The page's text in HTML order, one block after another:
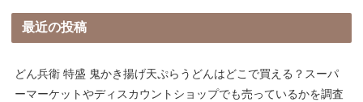
最近の投稿
どん兵衛 特盛 鬼かき揚げ天ぷらうどんはどこで買える？スーパ
ーマーケットやディスカウントショップでも売っているかを調査